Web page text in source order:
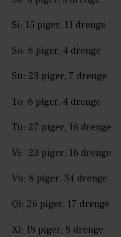
Si: 15 piger, 11 drenge
So: 6 piger, 4 drenge
Su: 23 piger, 7 drenge
To: 6 piger, 4 drenge
Tu: 27 piger, 16 drenge
Vi: 23 piger, 16 drenge
Vu: 8 piger, 34 drenge
Qi: 26 piger, 17 drenge
Xi: 18 piger, 8 drenge